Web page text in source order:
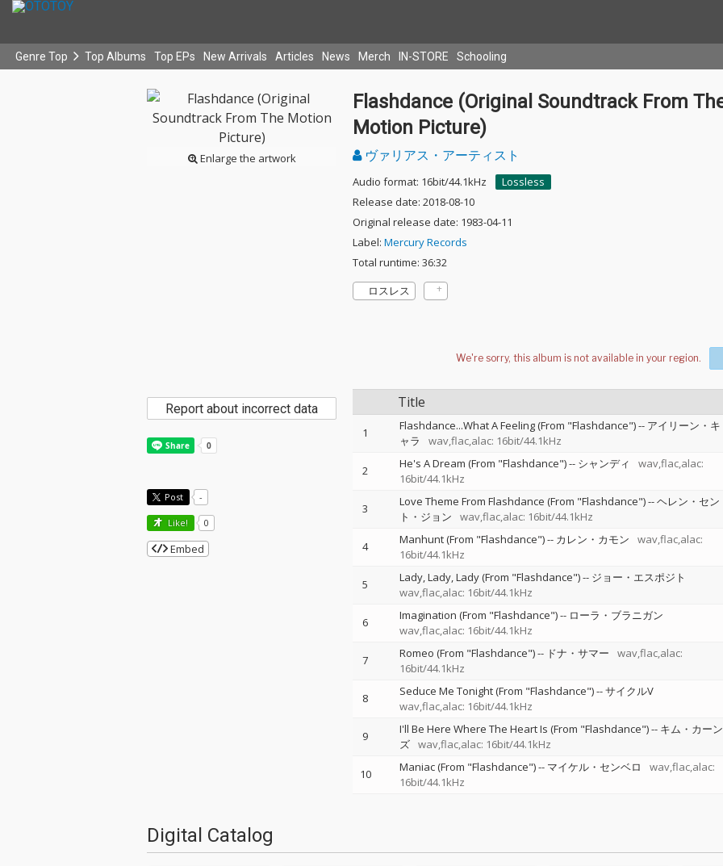
Genre Top Top Albums Top EPs New Arrivals Articles News Merch IN-STORE Schooling
Enlarge the artwork
Flashdance (Original Soundtrack From
Motion Picture)
ヴァリアス・アーティスト
Audio format: 16bit/44.1kHz
Lossless
Release date: 2018-08-10
Original release date: 1983-04-11
Label: Mercury Records
Total runtime: 36:32
ロスレス
Title
1 Flashdance...What A Feeling (From "Flashdance")-- アイリーン・キ
ャラ
wav,flac,alac: 16bit/44.1kHz
2 He's A Dream (From "Flashdance")-- シャンディ
wav,flac,alac:
16bit/44.1kHz
3 Love Theme From Flashdance (From "Flashdance")--ヘレン・セン
ト・ジョン
wav,flac,alac: 16bit/44.1kHz
4 Manhunt (From "Flashdance")-- カレン・カモン
wav,flac,alac:
16bit/44.1kHz
5 Lady, Lady, Lady (From "Flashdance")-- ジョー・エスポジト
wav,flac,alac: 16bit/44.1kHz
6 Imagination (From "Flashdance")-- ローラ・ブラニガン
wav,flac,alac: 16bit/44.1kHz
7 Romeo (From "Flashdance")-- ドナ・サマー
wav,flac,alac:
16bit/44.1kHz
8 Seduce Me Tonight (From "Flashdance")--サイクルV
wav,flac,alac: 16bit/44.1kHz
9 I'll Be Here Where The Heart Is (From "Flashdance")-- キム・カーン
ズ wav,flac,alac: 16bit/44.1kHz
10 Maniac (From "Flashdance")-- マイケル・センベロ
wav,flac,alac:
16bit/44.1kHz
Report about incorrect data
Post -
Like! 0
Embed
Digital Catalog